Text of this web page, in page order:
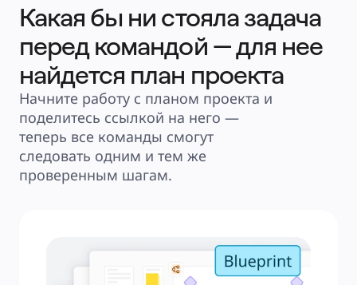
Какая бы ни стояла задача
перед командой — для нее
найдется план проекта
Начните работу с планом проекта и
поделитесь ссылкой на него —
теперь все команды смогут
следовать одним и тем же
проверенным шагам.